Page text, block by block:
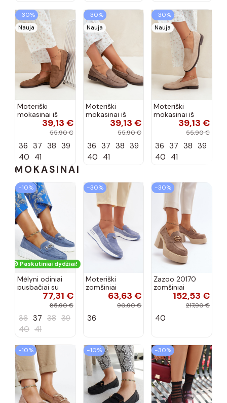
−30%
Nauja
Moteriški
mokasinai iš
dirbtinės
zomšos, rudos
39,13 €
55,90 €
36 37 38 39
40 41
−30%
Nauja
Moteriški
mokasinai iš
dirbtinės
zomšos, molio
39,13 €
55,90 €
36 37 38 39
40 41
−30%
Nauja
Moteriški
mokasinai iš
dirbtinės
zomšos, smėlio
39,13 €
55,90 €
36 37 38 39
40 41
MOKASINAI
−10%
Paskutiniai dydžiai!
Mėlyni odiniai
pusbačiai su
dekoratyvine
sagtimi Taija
77,31 €
85,90 €
36 37 38 39
40 41
−30%
Moteriški
zomšiniai
mokasinai
Demela mėlynos
63,63 €
90,90 €
36
−30%
Zazoo 20170
zomšiniai
bateliai su
kulniukais smėlio
152,53 €
217,90 €
40
−10% −10% −30%